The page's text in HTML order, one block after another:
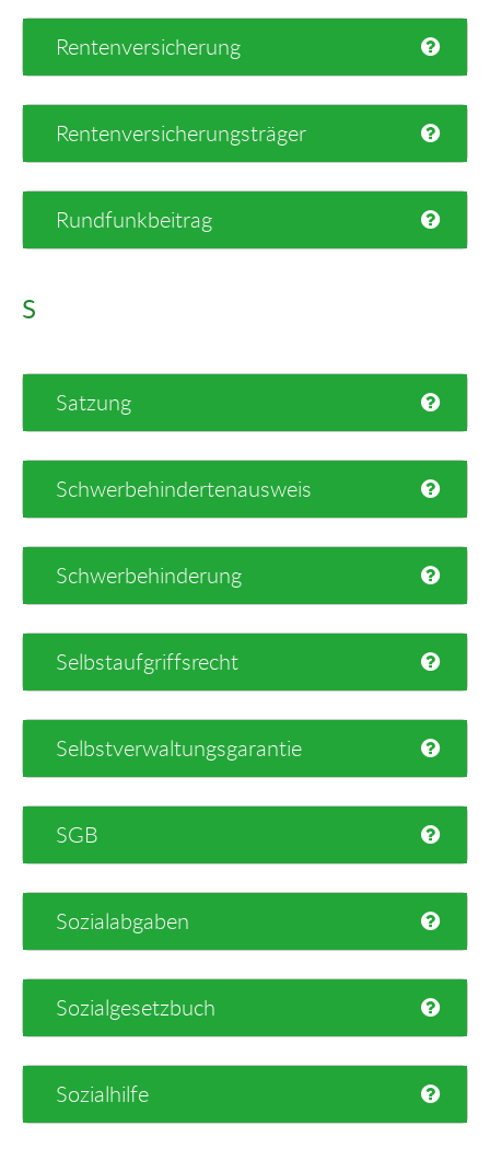
Rentenversicherung
Rentenversicherungsträger
Rundfunkbeitrag
S
Satzung
Schwerbehindertenausweis
Schwerbehinderung
Selbstaufgriffsrecht
Selbstverwaltungsgarantie
SGB
Sozialabgaben
Sozialgesetzbuch
Sozialhilfe